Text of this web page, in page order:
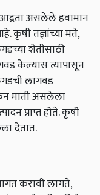
असलेले हवामान
कृषी तज्ञांच्या मते,
शेतीसाठी
केल्यास त्यापासून
लागवड
माती असलेला
प्राप्त होते. कृषी
देतात.
करावी लागते,